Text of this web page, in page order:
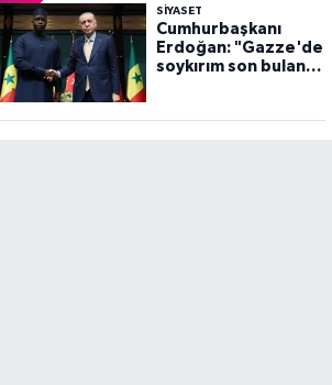
SİYASET
Cumhurbaşkanı
Erdoğan: "Gazze'de
soykırım son bulana